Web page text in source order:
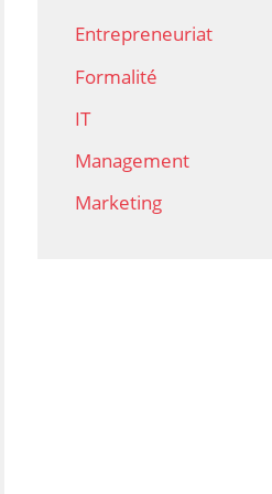
Entrepreneuriat
Formalité
IT
Management
Marketing